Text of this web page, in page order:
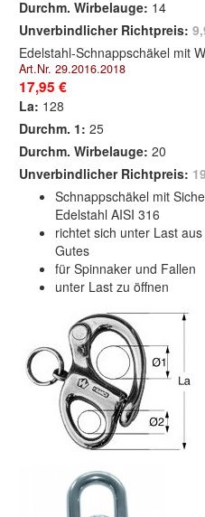
Durchm. Wirbelauge: 14
Unverbindlicher Richtpreis:
Edelstahl-Schnappschäkel mit
Art.Nr. 29.2016.2018
17,95 €
La: 128
Durchm. 1: 25
Durchm. Wirbelauge: 20
Unverbindlicher Richtpreis:
Schnappschäkel mit
Edelstahl AISI 316
richtet sich unter Last
Gutes
für Spinnaker und Fallen
unter Last zu öffnen